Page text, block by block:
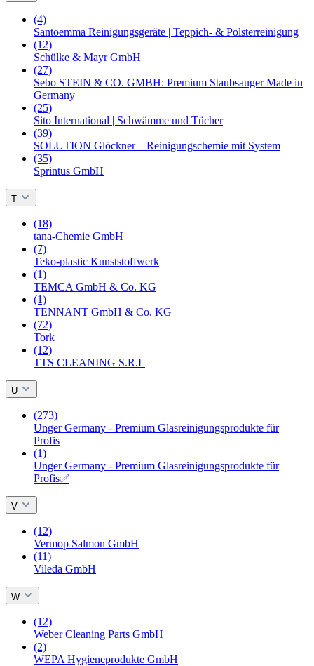
(4)
Santoemma Reinigungsgeräte | Teppich- & Polsterreinigung
(12)
Schülke & Mayr GmbH
(27)
Sebo STEIN & CO. GMBH: Premium Staubsauger Made in
Germany
(25)
Sito International | Schwämme und Tücher
(39)
SOLUTION Glöckner – Reinigungschemie mit System
(35)
Sprintus GmbH
T
(18)
tana-Chemie GmbH
(7)
Teko-plastic Kunststoffwerk
(1)
TEMCA GmbH & Co. KG
(1)
TENNANT GmbH & Co. KG
(72)
Tork
(12)
TTS CLEANING S.R.L
U
(273)
Unger Germany - Premium Glasreinigungsprodukte für
Profis
(1)
Unger Germany - Premium Glasreinigungsprodukte für
Profis✅
V
(12)
Vermop Salmon GmbH
(11)
Vileda GmbH
W
(12)
Weber Cleaning Parts GmbH
(2)
WEPA Hygieneprodukte GmbH